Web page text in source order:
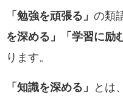
「勉強を頑張る」 の類
を深める」
「学習に励
ります。
「知識を深める」
とは